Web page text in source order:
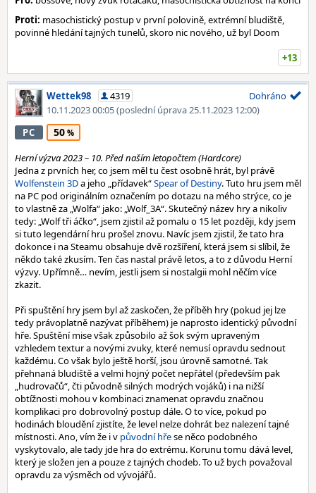
Proti: masochistický postup v první polovině, extrémní bludiště,
povinné hledání tajných tunelů, skoro nic nového, už byl Doom
+13
Wettek98
4319
10.11.2023 00:05(poslední úprava 25.11.2023 12:00)
Dohráno
PC 50
Herní výzva 2023 – 10. Před naším letopočtem (Hardcore)
Jedna z prvních her, co jsem měl tu čest osobně hrát, byl právě
Wolfenstein 3Da jeho „přídavek“Spear of Destiny. Tuto hru jsem měl
na PC pod originálním označením po dotazu na mého strýce, co je
to vlastně za „Wolfa“ jako: „Wolf_3A“. Skutečný název hry a nikoliv
tedy: „Wolf tři áčko“, jsem zjistil až pomalu o 15 let později, kdy jsem
si tuto legendární hru prošel znovu. Navíc jsem zjistil, že tato hra
dokonce i na Steamu obsahuje dvě rozšíření, která jsem si slíbil, že
někdo také zkusím. Ten čas nastal právě letos, a to z důvodu Herní
výzvy. Upřímně… nevím, jestli jsem si nostalgii mohl něčím více
zkazit.
Při spuštění hry jsem byl až zaskočen, že příběh hry (pokud jej lze
tedy právoplatně nazývat příběhem) je naprosto identický původní
hře. Spuštění mise však způsobilo až šok svým upraveným
vzhledem textur a novými zvuky, které nemusí opravdu sednout
každému. Co však bylo ještě horší, jsou úrovně samotné. Tak
přehnaná bludiště a velmi hojný počet nepřátel (především pak
„hudrovačů“, čti původně silných modrých vojáků) i na nižší
obtížnosti mohou v kombinaci znamenat opravdu značnou
komplikaci pro dobrovolný postup dále. O to více, pokud po
hodinách bloudění zjistíte, že level nelze dohrát bez nalezení tajné
místnosti. Ano, vím že i v původní hřese něco podobného
vyskytovalo, ale tady jde hra do extrému. Korunu tomu dává level,
který je složen jen a pouze z tajných chodeb. To už bych považoval
opravdu za výsměch od vývojářů.